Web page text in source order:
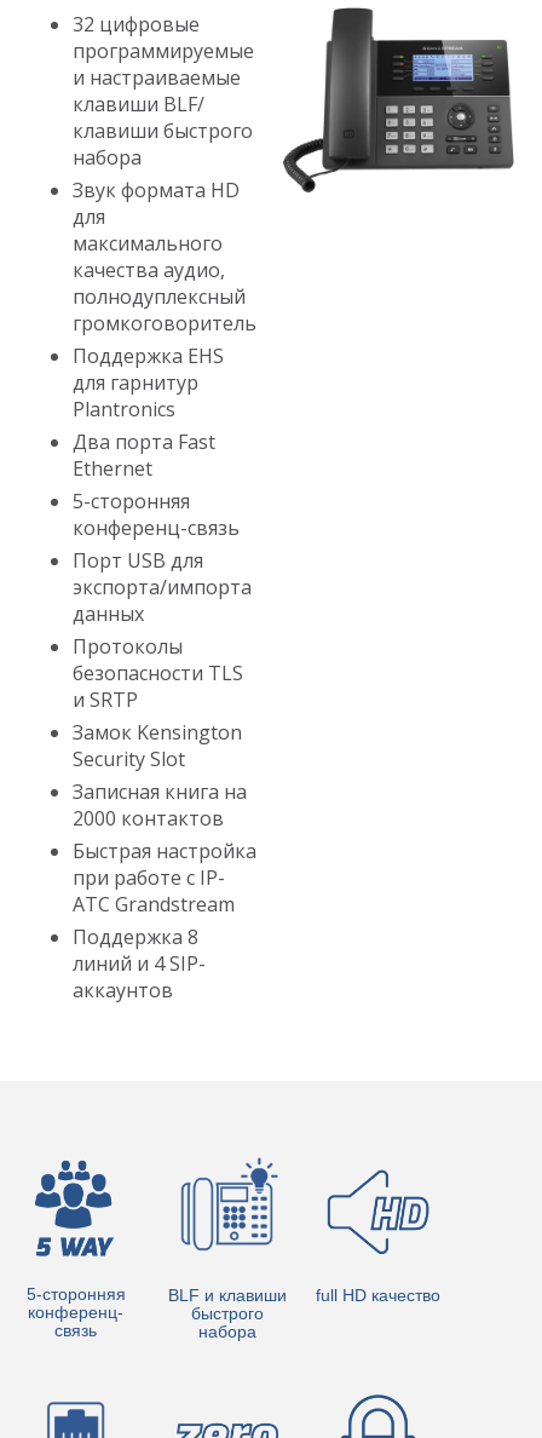
32 цифровые
программируемые
и настраиваемые
клавиши BLF/
клавиши быстрого
набора
Звук формата HD
для
максимального
качества аудио,
полнодуплексный
громкоговоритель
Поддержка EHS
для гарнитур
Plantronics
Два порта Fast
Ethernet
5-сторонняя
конференц-связь
Порт USB для
экспорта/импорта
данных
Протоколы
безопасности TLS
и SRTP
Замок Kensington
Security Slot
Записная книга на
2000 контактов
Быстрая настройка
при работе с IP-
АТС Grandstream
Поддержка 8
линий и 4 SIP-
аккаунтов
5-сторонняя
конференц-
связь
BLF и клавиши
быстрого
набора
full HD качество